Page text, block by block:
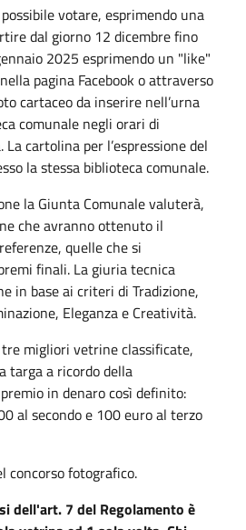
votare, esprimendo una
dal giorno 12 dicembre fino
2025 esprimendo un "like"
pagina Facebook o attraverso
cartaceo da inserire nell’urna
comunale negli orari di
cartolina per l’espressione del
la stessa biblioteca comunale.
la Giunta Comunale valuterà,
che avranno ottenuto il
quelle che si
finali. La giuria tecnica
in base ai criteri di Tradizione,
Eleganza e Creatività.
migliori vetrine classificate,
targa a ricordo della
in denaro così definito:
al secondo e 100 euro al terzo
concorso fotografico.
dell'art. 7 del Regolamento è